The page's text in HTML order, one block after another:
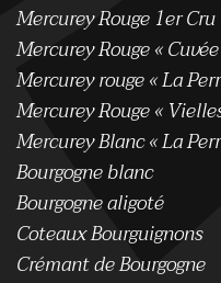
Mercurey Rouge 1er Cru
Mercurey Rouge «
Mercurey rouge « La
Mercurey Rouge «
Mercurey Blanc « La
Bourgogne blanc
Bourgogne aligoté
Coteaux Bourguignons
Crémant de Bourgogne